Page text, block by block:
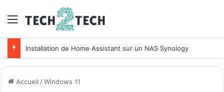
Menu
Installation de Home Assistant sur un NAS Synology
Accueil /Windows 11